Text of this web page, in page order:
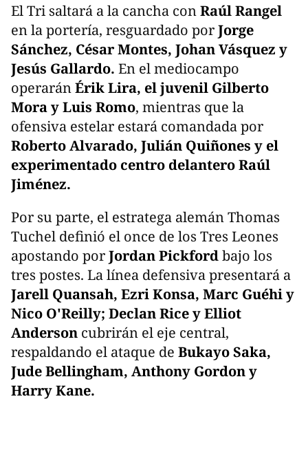
El Tri saltará a la cancha conRaúl Rangel
en la portería, resguardado porJorge
Sánchez, César Montes, Johan Vásquez y
Jesús Gallardo. En el mediocampo
operaránÉrik Lira, el juvenil Gilberto
Mora y Luis Romo, mientras que la
ofensiva estelar estará comandada por
Roberto Alvarado, Julián Quiñones y el
experimentado centro delantero Raúl
Jiménez.
Por su parte, el estratega alemán Thomas
Tuchel definió el once de los Tres Leones
apostando porJordan Pickfordbajo los
tres postes. La línea defensiva presentará a
Jarell Quansah, Ezri Konsa, Marc Guéhi y
Nico O'Reilly; Declan Rice y Elliot
Anderson cubrirán el eje central,
respaldando el ataque de Bukayo Saka,
Jude Bellingham, Anthony Gordon y
Harry Kane.